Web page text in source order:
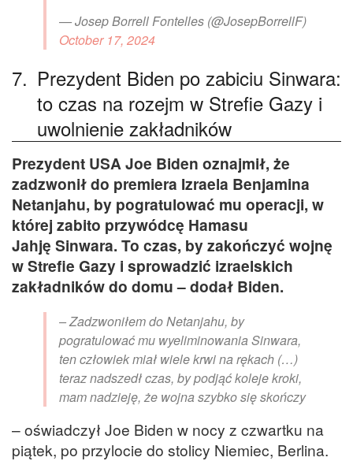
— Josep Borrell Fontelles (@JosepBorrellF)
October 17, 2024
7. Prezydent Biden po zabiciu Sinwara:
to czas na rozejm w Strefie Gazy i
uwolnienie zakładników
Prezydent USA Joe Biden oznajmił, że
zadzwonił do premiera Izraela Benjamina
Netanjahu, by pogratulować mu operacji, w
której zabito przywódcę Hamasu
Jahję Sinwara. To czas, by zakończyć wojnę
w Strefie Gazy i sprowadzić izraelskich
zakładników do domu – dodał Biden.
– Zadzwoniłem do Netanjahu, by
pogratulować mu wyeliminowania Sinwara,
ten człowiek miał wiele krwi na rękach (…)
teraz nadszedł czas, by podjąć koleje kroki,
mam nadzieję, że wojna szybko się skończy
– oświadczył Joe Biden w nocy z czwartku na
piątek, po przylocie do stolicy Niemiec, Berlina.